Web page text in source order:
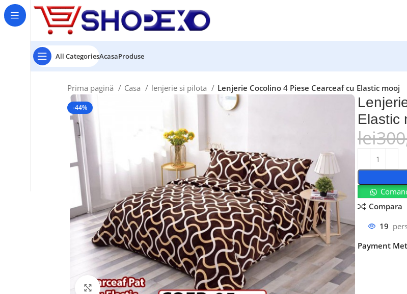
All CategoriesAcasaProduse
Prima pagină Casa lenjerie si pilota Lenjerie Cocolino 4 Piese Cearceaf cu Elastic mooj
-44%
Faceți click pentru a mări
Elastic
lei
Compara
19
Payment